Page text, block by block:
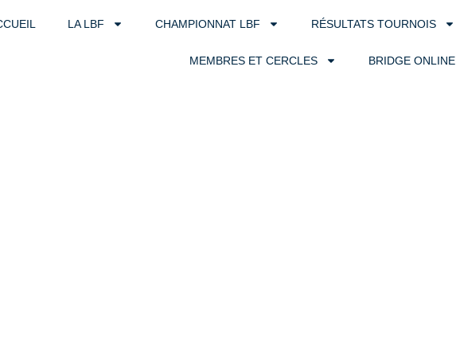
LA LBF CHAMPIONNAT LBF RÉSULTATS TOURNOIS
MEMBRES ET CERCLES BRIDGE ONLINE